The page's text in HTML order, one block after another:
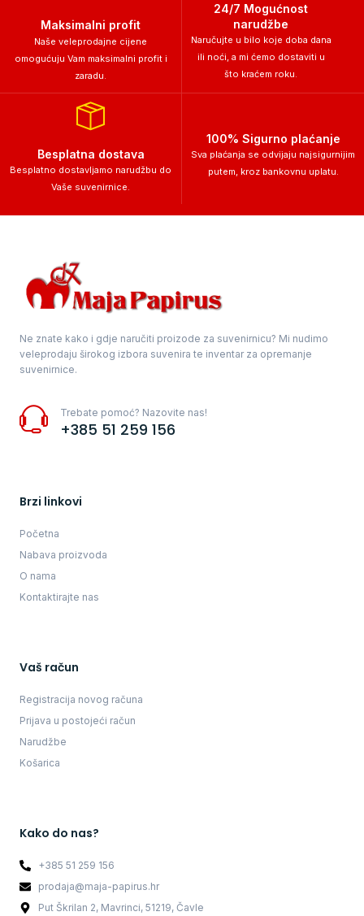
Maksimalni profit
Naše veleprodajne cijene
omogućuju Vam maksimalni profit i
zaradu.
24/7 Mogućnost
narudžbe
Naručujte u bilo koje doba dana
ili noći, a mi ćemo dostaviti u
što kraćem roku.
Besplatna dostava
Besplatno dostavljamo narudžbu do
Vaše suvenirnice.
100% Sigurno plaćanje
Sva plaćanja se odvijaju najsigurnijim
putem, kroz bankovnu uplatu.
Ne znate kako i gdje naručiti proizode za suvenirnicu? Mi nudimo
veleprodaju širokog izbora suvenira te inventar za opremanje
suvenirnice.
Trebate pomoć? Nazovite nas!
+385 51 259 156
Brzi linkovi
Početna
Nabava proizvoda
O nama
Kontaktirajte nas
Vaš račun
Registracija novog računa
Prijava u postojeći račun
Narudžbe
Košarica
Kako do nas?
+385 51 259 156
prodaja@maja-papirus.hr
Put Škrilan 2, Mavrinci, 51219, Čavle